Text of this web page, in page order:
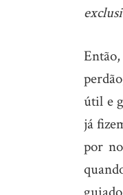
útil e
já
por